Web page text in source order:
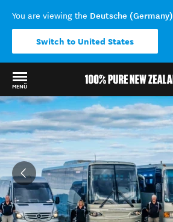
You are viewing the Deutsche (Germany)
Switch to United States
MENÜ
Back to my results